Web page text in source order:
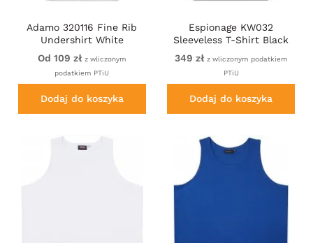
Adamo 320116 Fine Rib
Undershirt White
Od 109 zł z wliczonym
podatkiem PTiU
Dodaj do koszyka
Espionage KW032
Sleeveless T-Shirt Black
349 zł z wliczonym podatkiem
PTiU
Dodaj do koszyka